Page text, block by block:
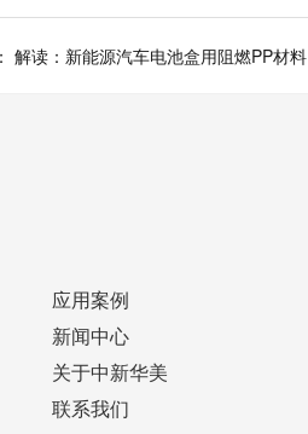
解读：新能源汽车电池盒用阻燃PP材料
应用案例
新闻中心
关于中新华美
联系我们